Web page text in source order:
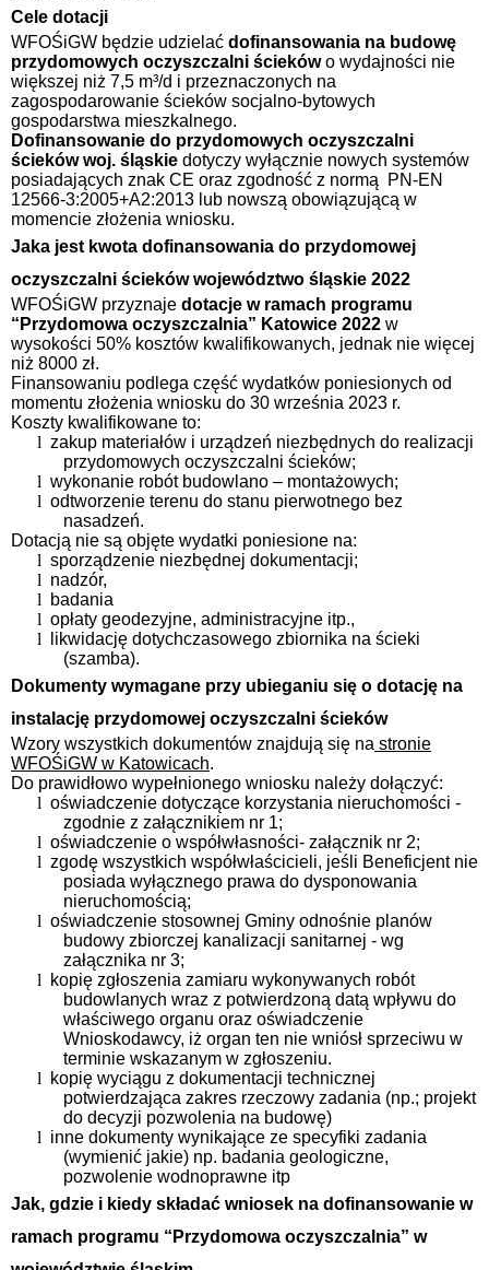
Cele dotacji
WFOŚiGW będzie udzielać dofinansowania na budowę
przydomowych oczyszczalni ściekówo wydajności nie
większej niż 7,5 m³/d i przeznaczonych na
zagospodarowanie ścieków socjalno-bytowych
gospodarstwa mieszkalnego.
Dofinansowanie do przydomowych oczyszczalni
ścieków woj. śląskie dotyczy wyłącznie nowych systemów
posiadających znak CE oraz zgodność z normą
PN-EN
12566-3:2005+A2:2013 lub nowszą obowiązującą w
momencie złożenia wniosku.
Jaka jest kwota dofinansowania do przydomowej
oczyszczalni ścieków województwo śląskie 2022
WFOŚiGW przyznaje dotacje w ramach programu
“Przydomowa oczyszczalnia” Katowice 2022 w
wysokości 50% kosztów kwalifikowanych, jednak nie więcej
niż 8000 zł.
Finansowaniu podlega część wydatków poniesionych od
momentu złożenia wniosku do 30 września 2023 r.
Koszty kwalifikowane to:
l zakup materiałów i urządzeń niezbędnych do realizacji
przydomowych oczyszczalni ścieków;
l wykonanie robót budowlano – montażowych;
l odtworzenie terenu do stanu pierwotnego bez
nasadzeń.
Dotacją nie są objęte wydatki poniesione na:
l sporządzenie niezbędnej dokumentacji;
l nadzór,
l
badania
l opłaty geodezyjne, administracyjne itp.,
l
likwidację dotychczasowego zbiornika na ścieki
(szamba).
Dokumenty wymagane przy ubieganiu się o dotację na
instalację przydomowej oczyszczalni ścieków
Wzory wszystkich dokumentów znajdują się na stronie
WFOŚiGW w Katowicach.
Do prawidłowo wypełnionego wniosku należy dołączyć:
l oświadczenie dotyczące korzystania nieruchomości -
zgodnie z załącznikiem nr 1;
l oświadczenie o współwłasności- załącznik nr 2;
l zgodę wszystkich współwłaścicieli, jeśli Beneficjent nie
posiada wyłącznego prawa do dysponowania
nieruchomością;
l oświadczenie stosownej Gminy odnośnie planów
budowy zbiorczej kanalizacji sanitarnej - wg
załącznika nr 3;
l
kopię zgłoszenia zamiaru wykonywanych robót
budowlanych wraz z potwierdzoną datą wpływu do
właściwego organu oraz oświadczenie
Wnioskodawcy, iż organ ten nie wniósł sprzeciwu w
terminie wskazanym w zgłoszeniu.
l
kopię wyciągu z dokumentacji technicznej
potwierdzająca zakres rzeczowy zadania (np.; projekt
do decyzji pozwolenia na budowę)
l inne dokumenty wynikające ze specyfiki zadania
(wymienić jakie) np. badania geologiczne,
pozwolenie wodnoprawne itp
Jak, gdzie i kiedy składać wniosek na dofinansowanie w
ramach programu “Przydomowa oczyszczalnia” w